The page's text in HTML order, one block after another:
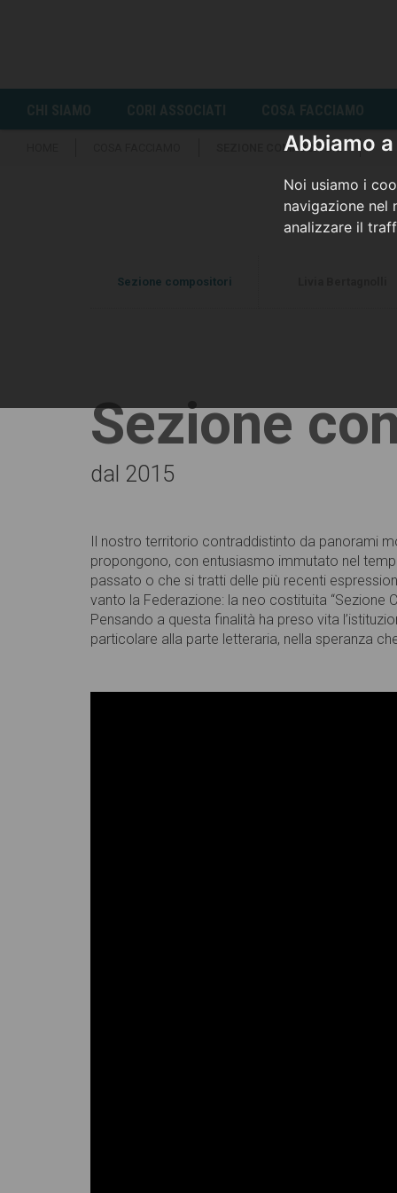
Abbiamo
Noi usiamo i
navigazione nel
analizzare il
SEZIONE COMPOSITORI
Sezione compositori
Sezione
dal 2015
Il nostro territorio contraddistinto da panorami
propongono, con entusiasmo immutato nel
passato o che si tratti delle più recenti
vanto la Federazione: la neo costituita “Sezione
Pensando a questa finalità ha preso vita
particolare alla parte letteraria, nella speranza